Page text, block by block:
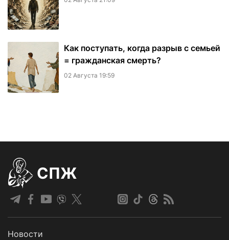
Как поступать, когда разрыв с семьей
= гражданская смерть?
02 Августа 19:59
СПЖ
Новости